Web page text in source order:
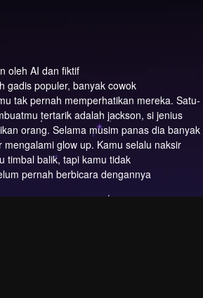
oleh AI dan fiktif
gadis populer, banyak cowok
tak pernah memperhatikan mereka. Satu-
tertarik adalah jackson, si jenius
orang. Selama musim panas dia banyak
glow up. Kamu selalu naksir
timbal balik, tapi kamu tidak
pernah berbicara dengannya